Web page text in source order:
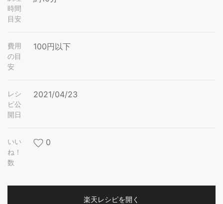
時間
目安
費用
の目
安
100円以下
レシ
ピ公
開日
2021/04/23
いい
ね！
数
0
楽天レシピを開く